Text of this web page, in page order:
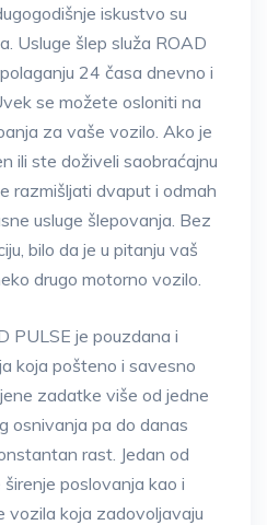
iskustvo su
Usluge šlep služa ROAD
24 časa dnevno i
se možete osloniti na
za vaše vozilo. Ako je
ili ste doživeli saobraćajnu
razmišljati dvaput i odmah
usluge šlepovanja. Bez
bilo da je u pitanju vaš
drugo motorno vozilo.
PULSE je pouzdana i
koja pošteno i savesno
zadatke više od jedne
osnivanja pa do danas
rast. Jedan od
poslovanja kao i
vozila koja zadovoljavaju